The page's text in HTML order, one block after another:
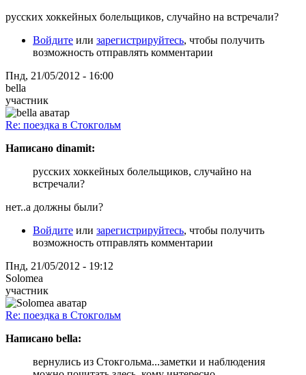
русских хоккейных болельщиков, случайно на встречали?
Войдите или зарегистрируйтесь, чтобы получить
возможность отправлять комментарии
Пнд, 21/05/2012 - 16:00
bella
участник
Re: поездка в Стокгольм
Написано dinamit:
русских хоккейных болельщиков, случайно на
встречали?
нет..а должны были?
Войдите или зарегистрируйтесь, чтобы получить
возможность отправлять комментарии
Пнд, 21/05/2012 - 19:12
Solomea
участник
Re: поездка в Стокгольм
Написано bella:
вернулись из Стокгольма...заметки и наблюдения